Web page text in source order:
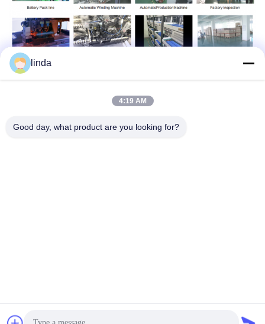
18650 10S4P Lithium Ion Battery Pack
Communauté de longxi, secteur de Longgang, Shenzhen
linda
4:19 AM
Good day, what product are you looking for?